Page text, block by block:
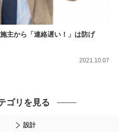
主から「連絡遅い！」は防げ
2021.10.07
ゴリを見る
設計